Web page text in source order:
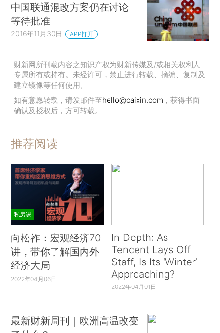
中国联通混改方案仍在讨论
等待批准
2016年11月30日 APP打开
财新网所刊载内容之知识产权为财新传媒及/或相关权利人
专属所有或持有。未经许可，禁止进行转载、摘编、复制及
建立镜像等任何使用。
如有意愿转载，请发邮件至hello@caixin.com ，获得书面
确认及授权后，方可转载。
推荐阅读
私房课
向松祚：宏观经济70
讲，带你了解国内外
经济大局
2022年04月06日
In Depth: As
Tencent Lays Off
Staff, Is Its ‘Winter’
Approaching?
2022年04月01日
最新财新周刊｜欧洲高温改变